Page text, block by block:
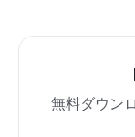
無料ダウン